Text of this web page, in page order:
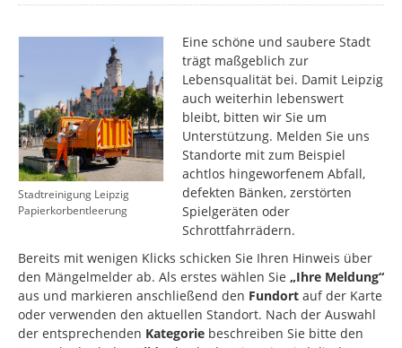
Stadtreinigung Leipzig
Papierkorbentleerung
Eine schöne und saubere Stadt
trägt maßgeblich zur
Lebensqualität bei. Damit Leipzig
auch weiterhin lebenswert
bleibt, bitten wir Sie um
Unterstützung. Melden Sie uns
Standorte mit zum Beispiel
achtlos hingeworfenem Abfall,
defekten Bänken, zerstörten
Spielgeräten oder
Schrottfahrrädern.
Bereits mit wenigen Klicks schicken Sie Ihren Hinweis über
den Mängelmelder ab. Als erstes wählen Sie „Ihre Meldung“
aus und markieren anschließend den Fundort auf der Karte
oder verwenden den aktuellen Standort. Nach der Auswahl
der entsprechenden Kategorie beschreiben Sie bitte den